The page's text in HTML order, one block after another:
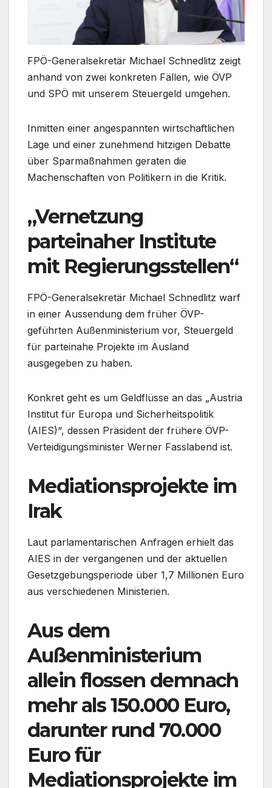
FPÖ-Generalsekretär Michael Schnedlitz zeigt
anhand von zwei konkreten Fällen, wie ÖVP
und SPÖ mit unserem Steuergeld umgehen.
Inmitten einer angespannten wirtschaftlichen
Lage und einer zunehmend hitzigen Debatte
über Sparmaßnahmen geraten die
Machenschaften von Politikern in die Kritik.
„Vernetzung
parteinaher Institute
mit Regierungsstellen“
FPÖ-Generalsekretär Michael Schnedlitz warf
in einer Aussendung dem früher ÖVP-
geführten Außenministerium vor, Steuergeld
für parteinahe Projekte im Ausland
ausgegeben zu haben.
Konkret geht es um Geldflüsse an das „Austria
Institut für Europa und Sicherheitspolitik
(AIES)“, dessen Präsident der frühere ÖVP-
Verteidigungsminister Werner Fasslabend ist.
Mediationsprojekte im
Irak
Laut parlamentarischen Anfragen erhielt das
AIES in der vergangenen und der aktuellen
Gesetzgebungsperiode über 1,7 Millionen Euro
aus verschiedenen Ministerien.
Aus dem
Außenministerium
allein flossen demnach
mehr als 150.000 Euro,
darunter rund 70.000
Euro für
Mediationsprojekte im